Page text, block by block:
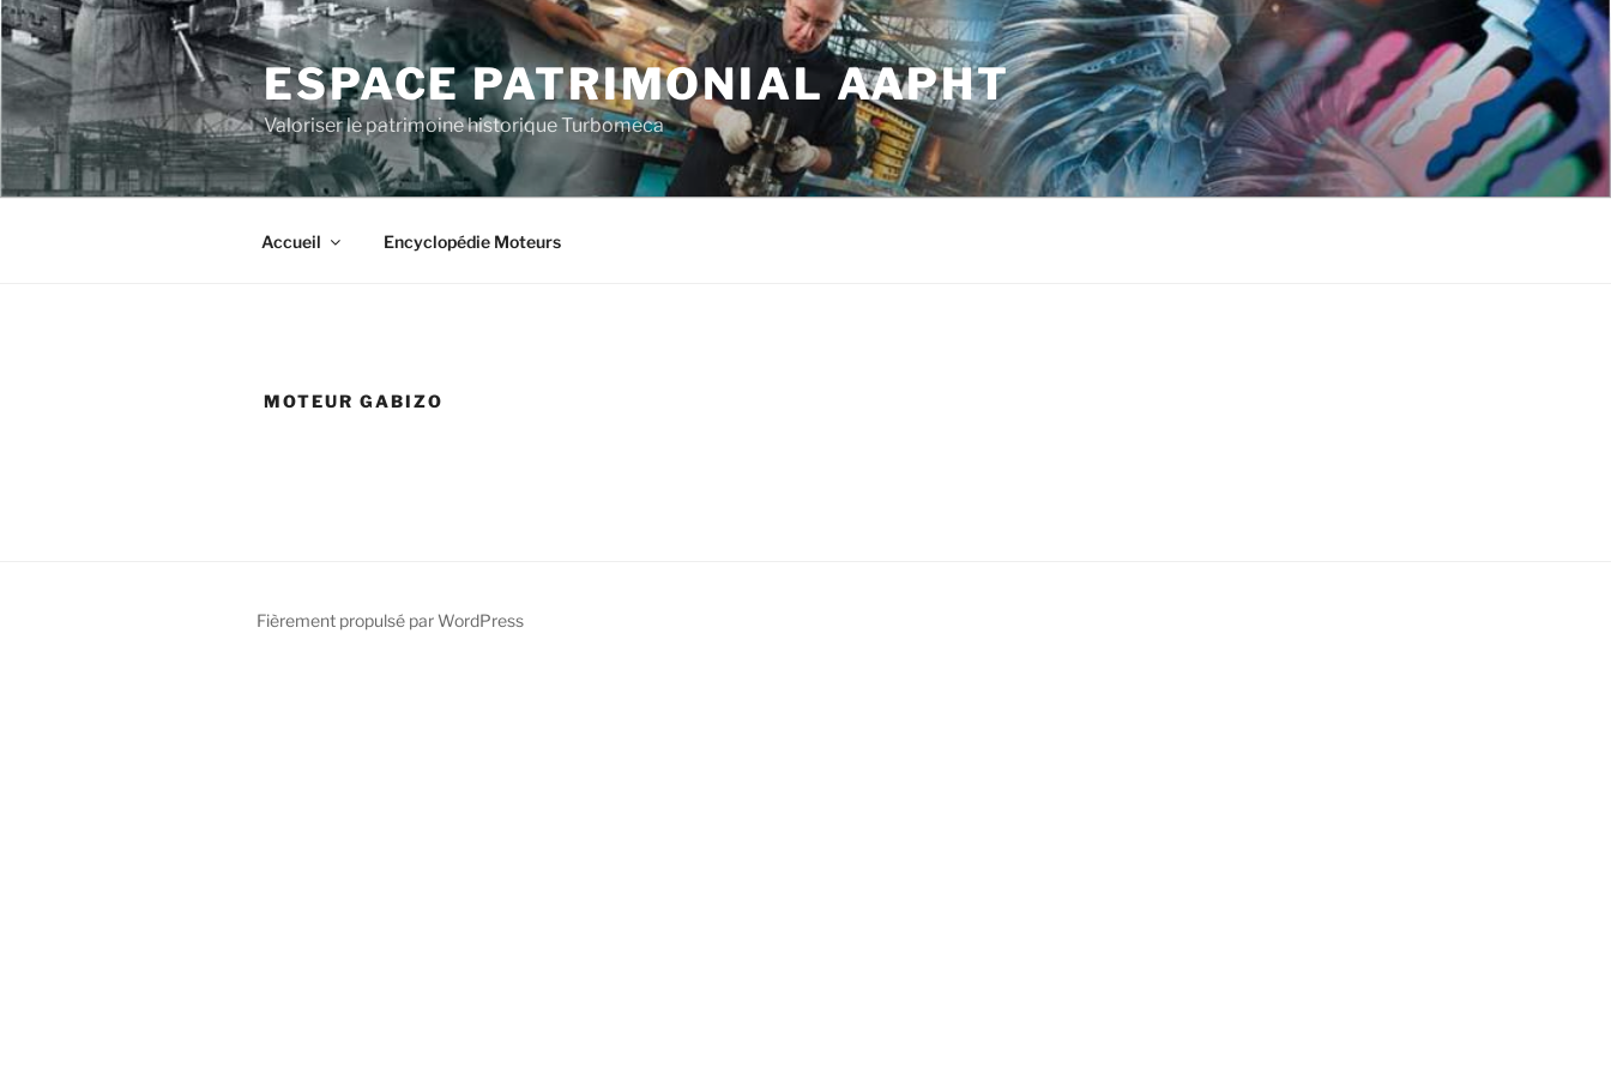
Aller
au
contenu
principal
ESPACE PATRIMONIAL AAPHT
Valoriser le patrimoine historique Turbomeca
Accueil Encyclopédie Moteurs
MOTEUR GABIZO
Fièrement propulsé par WordPress